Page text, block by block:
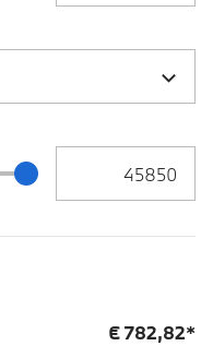
€782,82*